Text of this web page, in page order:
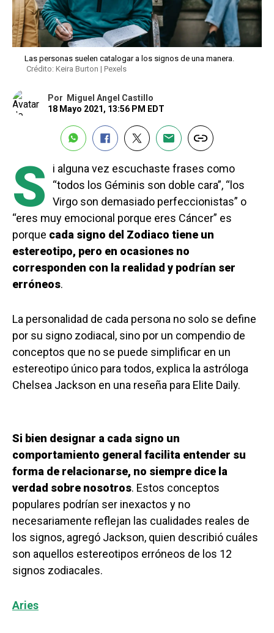
Las personas suelen catalogar a los signos de una manera.
Crédito: Keira Burton | Pexels
Por
Miguel Angel Castillo
18 Mayo 2021, 13:56 PM EDT
S
i alguna vez escuchaste frases como
“todos los Géminis son doble cara”, “los
Virgo son demasiado perfeccionistas” o
“eres muy emocional porque eres Cáncer” es
porque cada signo del Zodiaco tiene un
estereotipo, pero en ocasiones no
corresponden con la realidad y podrían ser
erróneos.
La personalidad de cada persona no solo se define
por su signo zodiacal, sino por un compendio de
conceptos que no se puede simplificar en un
estereotipo único para todos, explica la astróloga
Chelsea Jackson en una reseña para Elite Daily.
Si bien designar a cada signo un
comportamiento general facilita entender su
forma de relacionarse, no siempre dice la
verdad sobre nosotros. Estos conceptos
populares podrían ser inexactos y no
necesariamente reflejan las cualidades reales de
los signos, agregó Jackson, quien describió cuáles
son aquellos estereotipos erróneos de los 12
signos zodiacales.
Aries